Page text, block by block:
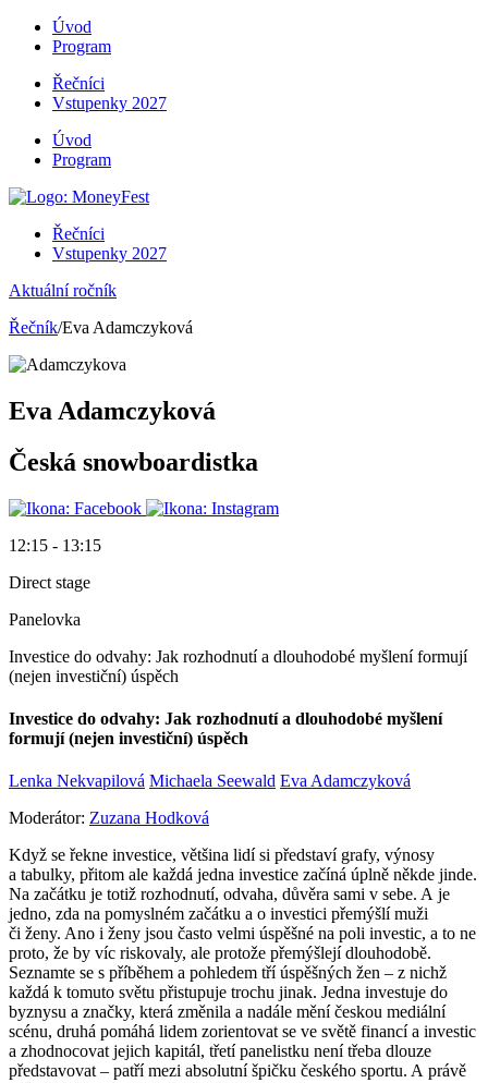
Úvod
Program
Řečníci
Vstupenky 2027
Úvod
Program
Řečníci
Vstupenky 2027
Aktuální ročník
Řečník/Eva Adamczyková
Eva Adamczyková
Česká snowboardistka
12:15 - 13:15
Direct stage
Panelovka
Investice do odvahy: Jak rozhodnutí a dlouhodobé myšlení formují
(nejen investiční) úspěch
Investice do odvahy: Jak rozhodnutí a dlouhodobé myšlení
formují (nejen investiční) úspěch
Lenka Nekvapilová Michaela Seewald Eva Adamczyková
Moderátor: Zuzana Hodková
Když se řekne investice, většina lidí si představí grafy, výnosy
a tabulky, přitom ale každá jedna investice začíná úplně někde jinde.
Na začátku je totiž rozhodnutí, odvaha, důvěra sami v sebe. A je
jedno, zda na pomyslném začátku a o investici přemýšlí muži
či ženy. Ano i ženy jsou často velmi úspěšné na poli investic, a to ne
proto, že by víc riskovaly, ale protože přemýšlejí dlouhodobě.
Seznamte se s příběhem a pohledem tří úspěšných žen – z nichž
každá k tomuto světu přistupuje trochu jinak. Jedna investuje do
byznysu a značky, která změnila a nadále mění českou mediální
scénu, druhá pomáhá lidem zorientovat se ve světě financí a investic
a zhodnocovat jejich kapitál, třetí panelistku není třeba dlouze
představovat – patří mezi absolutní špičku českého sportu. A právě